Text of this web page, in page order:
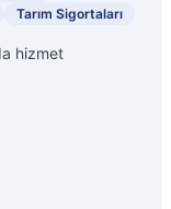
Tarım Sigortaları
hizmet